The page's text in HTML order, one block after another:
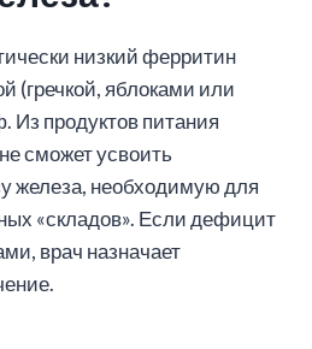
низкий ферритин
(гречкой, яблоками или
Из продуктов питания
сможет усвоить
железа, необходимую для
«складов». Если дефицит
врач назначает